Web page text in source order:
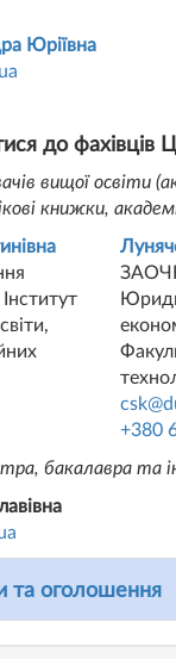
Юріївна
до фахівців
вищої освіти
книжки,
+380
бакалавра та
та оголошення